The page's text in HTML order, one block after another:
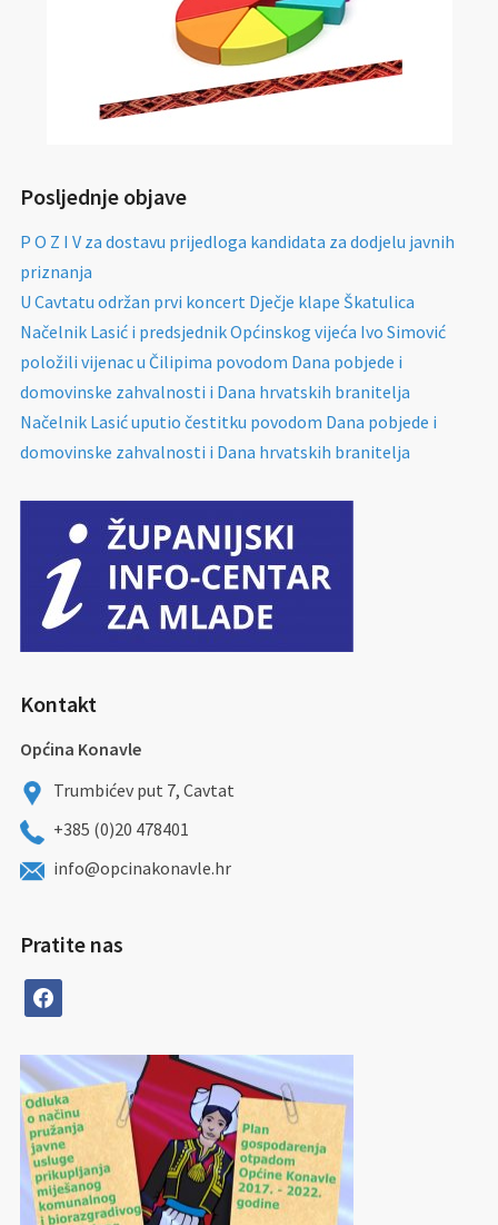
Posljednje objave
P O Z I V za dostavu prijedloga kandidata za dodjelu javnih
priznanja
U Cavtatu održan prvi koncert Dječje klape Škatulica
Načelnik Lasić i predsjednik Općinskog vijeća Ivo Simović
položili vijenac u Čilipima povodom Dana pobjede i
domovinske zahvalnosti i Dana hrvatskih branitelja
Načelnik Lasić uputio čestitku povodom Dana pobjede i
domovinske zahvalnosti i Dana hrvatskih branitelja
Kontakt
Općina Konavle
Trumbićev put 7, Cavtat
+385 (0)20 478401
info@opcinakonavle.hr
Pratite nas
facebook